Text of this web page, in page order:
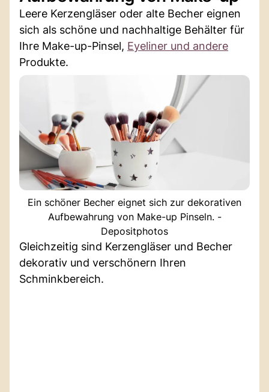
Leere Kerzengläser oder alte Becher eignen
sich als schöne und nachhaltige Behälter für
Ihre Make-up-Pinsel, Eyeliner und andere
Produkte.
Ein schöner Becher eignet sich zur dekorativen
Aufbewahrung von Make-up Pinseln. -
Depositphotos
Gleichzeitig sind Kerzengläser und Becher
dekorativ und verschönern Ihren
Schminkbereich.